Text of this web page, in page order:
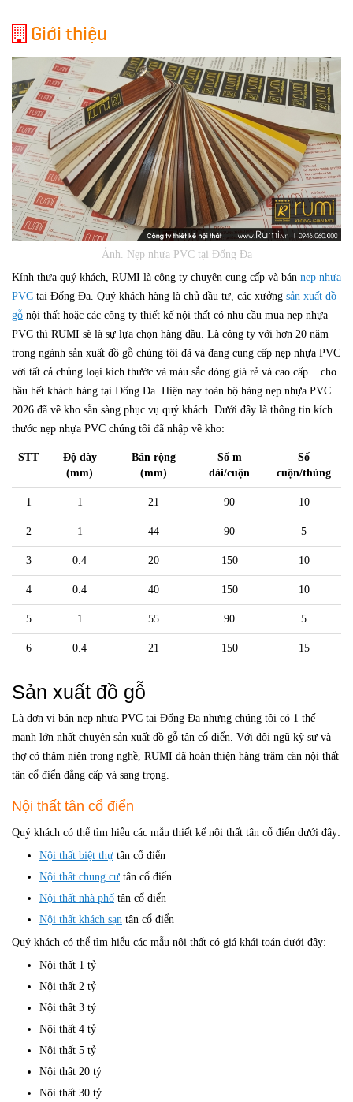
Giới thiệu
Ảnh. Nẹp nhựa PVC tại Đống Đa
Kính thưa quý khách, RUMI là công ty chuyên cung cấp và bán nẹp nhựa
PVC tại Đống Đa. Quý khách hàng là chủ đầu tư, các xưởng sản xuất đồ
gỗ nội thất hoặc các công ty thiết kế nội thất có nhu cầu mua nẹp nhựa
PVC thì RUMI sẽ là sự lựa chọn hàng đầu. Là công ty với hơn 20 năm
trong ngành sản xuất đồ gỗ chúng tôi đã và đang cung cấp nẹp nhựa PVC
với tất cả chủng loại kích thước và màu sắc dòng giá rẻ và cao cấp... cho
hầu hết khách hàng tại Đống Đa. Hiện nay toàn bộ hàng nẹp nhựa PVC
2026 đã về kho sẵn sàng phục vụ quý khách. Dưới đây là thông tin kích
thước nẹp nhựa PVC chúng tôi đã nhập về kho:
STT
Độ dày
(mm)
Bản rộng
(mm)
Số m
dài/cuộn
Số
cuộn/thùng
1 1 21 90 10
2 1 44 90 5
3 0.4 20 150 10
4 0.4 40 150 10
5 1 55 90 5
6 0.4 21 150 15
Sản xuất đồ gỗ
Là đơn vị bán nẹp nhựa PVC tại Đống Đa nhưng chúng tôi có 1 thế
mạnh lớn nhất chuyên sản xuất đồ gỗ tân cổ điển. Với đội ngũ kỹ sư và
thợ có thâm niên trong nghề, RUMI đã hoàn thiện hàng trăm căn nội thất
tân cổ điển đẳng cấp và sang trọng.
Nội thất tân cổ điển
Quý khách có thể tìm hiểu các mẫu thiết kế nội thất tân cổ điển dưới đây:
Nội thất biệt thự tân cổ điển
Nội thất chung cư tân cổ điển
Nội thất nhà phố tân cổ điển
Nội thất khách sạn tân cổ điển
Quý khách có thể tìm hiểu các mẫu nội thất có giá khái toán dưới đây:
Nội thất 1 tỷ
Nội thất 2 tỷ
Nội thất 3 tỷ
Nội thất 4 tỷ
Nội thất 5 tỷ
Nội thất 20 tỷ
Nội thất 30 tỷ